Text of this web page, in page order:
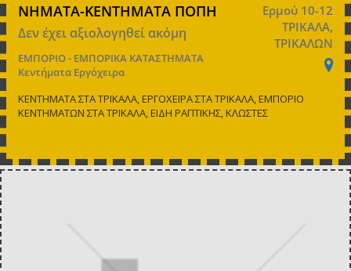
ΝΗΜΑΤΑ-ΚΕΝΤΗΜΑΤΑ ΠΟΠΗ
Δεν έχει αξιολογηθεί ακόμη
ΕΜΠΟΡΙΟ - ΕΜΠΟΡΙΚΑ ΚΑΤΑΣΤΗΜΑΤΑ
Κεντήματα Εργόχειρα
Ερμού 10-12
ΤΡΙΚΑΛΑ,
ΤΡΙΚΑΛΩΝ
ΚΕΝΤΗΜΑΤΑ ΣΤΑ ΤΡΙΚΑΛΑ, ΕΡΓΟΧΕΙΡΑ ΣΤΑ ΤΡΙΚΑΛΑ, ΕΜΠΟΡΙΟ
ΚΕΝΤΗΜΑΤΩΝ ΣΤΑ ΤΡΙΚΑΛΑ, ΕΙΔΗ ΡΑΠΤΙΚΗΣ, ΚΛΩΣΤΕΣ